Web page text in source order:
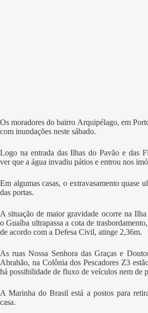
Os moradores do bairro Arquipélago, em
com inundações neste sábado.
Logo na entrada das Ilhas do Pavão e das
ver que a água invadiu pátios e entrou nos
Em algumas casas, o extravasamento quase
das portas.
A situação de maior gravidade ocorre na
o Guaíba ultrapassa a cota de
de acordo com a Defesa Civil, atinge 2,36m.
As ruas Nossa Senhora das Graças e
Abrahão, na Colônia dos Pescadores Z3
há possibilidade de fluxo de veículos nem de
A Marinha do Brasil está a postos para
casa.